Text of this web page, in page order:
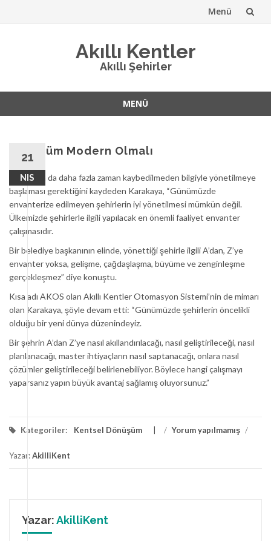
Menü
Akıllı Kentler
Akıllı Şehirler
MENÜ
21
NIS
Dönüşüm Modern Olmalı
Adana’nın da daha fazla zaman kaybedilmeden bilgiyle yönetilmeye
başlaması gerektiğini kaydeden Karakaya, “Günümüzde
envanterize edilmeyen şehirlerin iyi yönetilmesi mümkün değil.
Ülkemizde şehirlerle ilgili yapılacak en önemli faaliyet envanter
çalışmasıdır.
Bir belediye başkanının elinde, yönettiği şehirle ilgili A’dan, Z’ye
envanter yoksa, gelişme, çağdaşlaşma, büyüme ve zenginleşme
gerçekleşmez” diye konuştu.
Kısa adı AKOS olan Akıllı Kentler Otomasyon Sistemi’nin de mimarı
olan Karakaya, şöyle devam etti: “Günümüzde şehirlerin öncelikli
olduğu bir yeni dünya düzenindeyiz.
Bir şehrin A’dan Z’ye nasıl akıllandırılacağı, nasıl geliştirileceği, nasıl
planlanacağı, master ihtiyaçların nasıl saptanacağı, onlara nasıl
çözümler geliştirileceği belirlenebiliyor. Böylece hangi çalışmayı
yaparsanız yapın büyük avantaj sağlamış oluyorsunuz.”
Kategoriler: Kentsel Dönüşüm / Yorum yapılmamış /
Yazar:AkilliKent
Yazar:AkilliKent